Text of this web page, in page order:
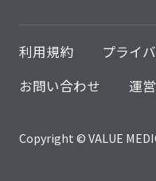
利用規約
プライ
お問い合わせ
運
Copyright © VALUE